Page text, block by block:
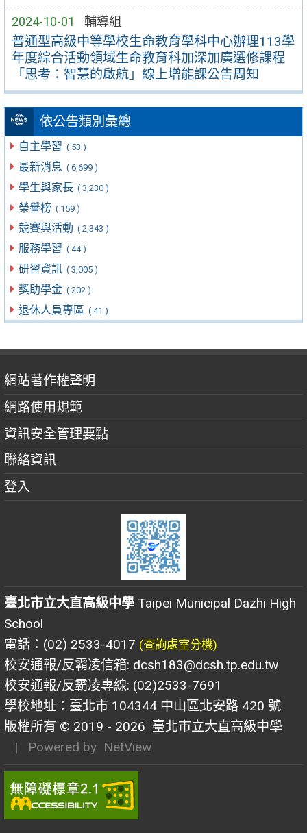
2024-10-01 輔導組
普通型高級中等學校生命教育學科中心辦理113學
年度綜合活動領域生命教育科加深加廣選修課程
「思考：智慧的啟航」線上增能課公告周知
依公告類別彙總
自主學習 ( 53 )
最新消息 ( 6,699 )
學生與家長 ( 3,230 )
榮譽榜 ( 159 )
競賽與活動 ( 2,343 )
服務學習 ( 44 )
研習資訊 ( 3,005 )
獎助學金 ( 202 )
退休人員專區 ( 41 )
網站著作權聲明
網路使用規範
資訊安全管理要點
聯絡資訊
登入
臺北市立大直高級中學 Taipei Municipal Dazhi High
School
電話：(02) 2533-4017 (查詢處室分機)
校安通報/反霸凌信箱: dcsh183@dcsh.tp.edu.tw
校安通報/反霸凌專線: (02)2533-7691
學校地址：臺北市 104344 中山區北安路 420 號
版權所有 © 2019 - 2026 臺北市立大直高級中學
| Powered by NetView